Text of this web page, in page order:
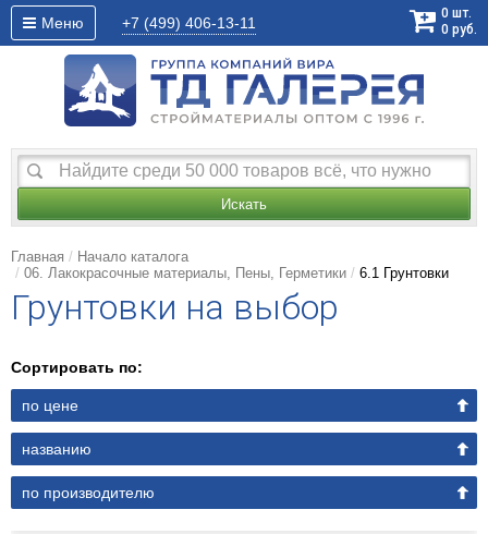
Меню +7 (499) 406-13-11
0 шт.
0 руб.
Искать
Главная
Начало каталога
06. Лакокрасочные материалы, Пены, Герметики
6.1 Грунтовки
Грунтовки на выбор
Сортировать по:
по цене
названию
по производителю